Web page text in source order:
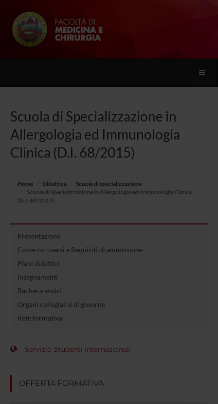
Toggle
Scuola di Specializzazione in
Allergologia ed Immunologia
Clinica (D.I. 68/2015)
Home Didattica
Scuole di specializzazione
Scuola di Specializzazione in Allergologia ed Immunologia Clinica
(D.I. 68/2015)
Presentazione
Come iscriversi e Requisiti di ammissione
Piani didattici
Insegnamenti
Bacheca avvisi
Organi collegiali e di governo
Rete formativa
Servizio Studenti Internazionali
OFFERTA FORMATIVA